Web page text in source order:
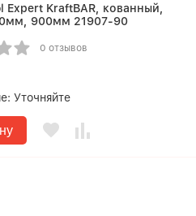
KraftBAR, кованный,
900мм 21907-90
0 отзывов
Уточняйте